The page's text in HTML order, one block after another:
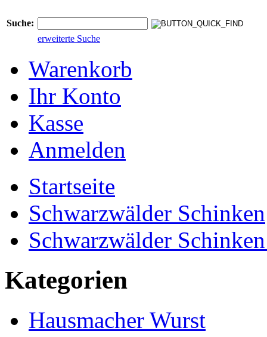
Suche:
erweiterte Suche
Warenkorb
Ihr Konto
Kasse
Anmelden
Startseite
Schwarzwälder Schinken
Schwarzwälder
Kategorien
Hausmacher Wurst